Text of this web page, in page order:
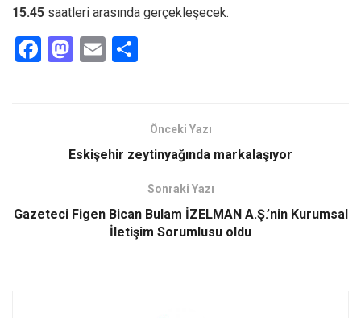
15.45 saatleri arasında gerçekleşecek.
F
k
M
d
n
E
Önceki Yazı
Eskişehir zeytinyağında markalaşıyor
Sonraki Yazı
Gazeteci Figen Bican Bulam İZELMAN A.Ş.’nin Kurumsal
İletişim Sorumlusu oldu